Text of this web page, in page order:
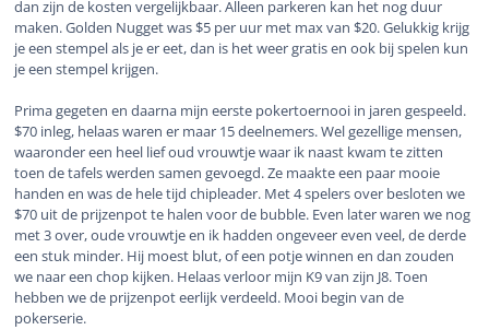
dan zijn de kosten vergelijkbaar. Alleen parkeren kan het nog duur
maken. Golden Nugget was $5 per uur met max van $20. Gelukkig krijg
je een stempel als je er eet, dan is het weer gratis en ook bij spelen kun
je een stempel krijgen.
Prima gegeten en daarna mijn eerste pokertoernooi in jaren gespeeld.
$70 inleg, helaas waren er maar 15 deelnemers. Wel gezellige mensen,
waaronder een heel lief oud vrouwtje waar ik naast kwam te zitten
toen de tafels werden samen gevoegd. Ze maakte een paar mooie
handen en was de hele tijd chipleader. Met 4 spelers over besloten we
$70 uit de prijzenpot te halen voor de bubble. Even later waren we nog
met 3 over, oude vrouwtje en ik hadden ongeveer even veel, de derde
een stuk minder. Hij moest blut, of een potje winnen en dan zouden
we naar een chop kijken. Helaas verloor mijn K9 van zijn J8. Toen
hebben we de prijzenpot eerlijk verdeeld. Mooi begin van de
pokerserie.